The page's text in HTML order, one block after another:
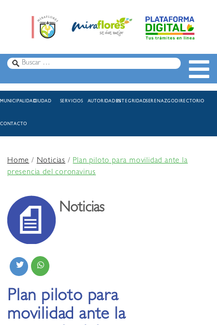
MUNICIPALIDADCIUDAD SERVICIOS AUTORIDADESINTEGRIDADSERENAZGODIRECTORIO
CONTACTO
Home/Noticias /Plan piloto para movilidad ante la
presencia del coronavirus
Noticias
Plan piloto para
movilidad ante la